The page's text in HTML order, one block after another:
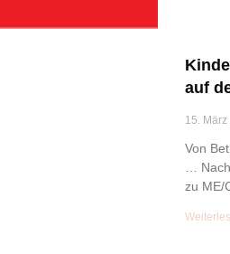
auf
15. März
Von
…
zu ME/